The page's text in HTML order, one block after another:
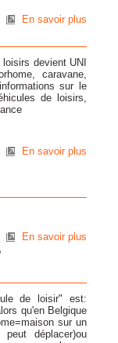
En savoir plus
devient UNI
caravane,
sur le
de loisirs,
En savoir plus
En savoir plus
de loisir" est:
qu'en Belgique
sur un
peut déplacer)ou